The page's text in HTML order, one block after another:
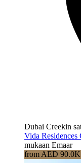
Dubai Creekin
Vida Residences
mukaan Emaar
from AED 90.0K